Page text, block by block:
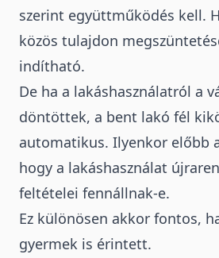
szerint együttműködés kell.
közös tulajdon
indítható.
De ha a lakáshasználatról a
döntöttek, a bent lakó fél
automatikus. Ilyenkor előbb
hogy a lakáshasználat
feltételei fennállnak-e.
Ez különösen akkor fontos,
gyermek is érintett.